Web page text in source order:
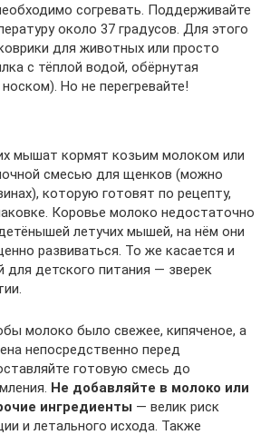
согревать. Поддерживайте
около 37 градусов. Для этого
для животных или просто
с тёплой водой, обёрнутая
Но не перегревайте!
мышат кормят козьим молоком или
смесью для щенков (можно
которую готовят по рецепту,
Коровье молоко недостаточно
летучих мышей, на нём они
развиваться. То же касается и
для детского питания — зверек
молоко было свежее, кипяченое, а
непосредственно перед
готовую смесь до
Не добавляйте в молоко или
ингредиенты — велик риск
и летального исхода. Также